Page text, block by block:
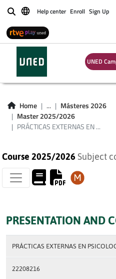
BuscarHelp center Enroll Sign Up
UNED
Home ...
Másteres 2026
Master 2025/2026
PRÁCTICAS EXTERNAS EN ...
PRÁCTICAS
SOCIAL
Course 2025/2026 Subject
PRESENTATION AND
PRÁCTICAS EXTERNAS EN
22208216